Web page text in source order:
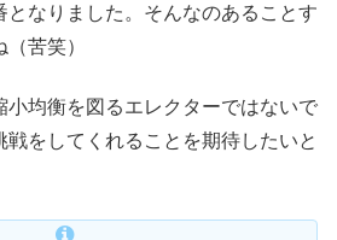
となりました。そんなのあることす
苦笑）
小均衡を図るエレクターではないで
戦をしてくれることを期待したいと